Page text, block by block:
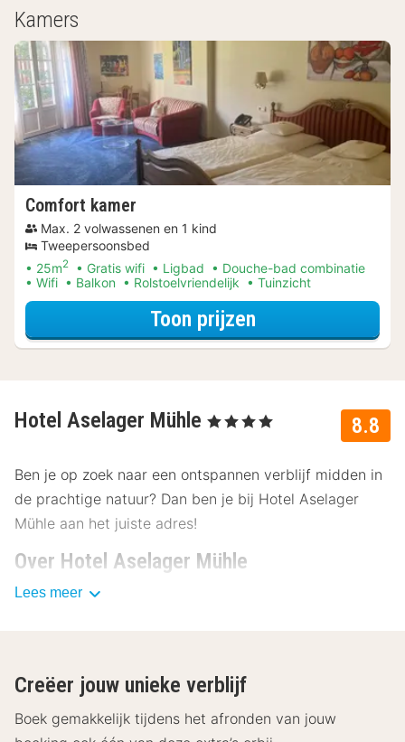
Kamers
Comfort kamer
Max. 2 volwassenen en 1 kind
Tweepersoonsbed
25m2 Gratis wifi Ligbad
Douche-bad combinatie
Wifi
Balkon Rolstoelvriendelijk Tuinzicht
Toon prijzenvoor Verblijf &
8.8
Hotel Aselager Mühle , 4 Sterren
Ben je op zoek naar een ontspannen verblijf midden in
de prachtige natuur? Dan ben je bij Hotel Aselager
Mühle aan het juiste adres!
Over Hotel Aselager Mühle
Het gezellige hotel nodigt je uit voor een onvergetelijk
Faciliteiten Hotel Aselager Mühle
Lees meer
Creëer jouw unieke verblijf
Boek gemakkelijk tijdens het afronden van jouw